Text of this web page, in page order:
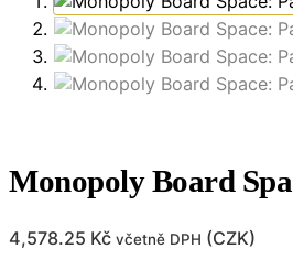
Monopoly Board
4,578.25 Kč včetně DPH (CZK)